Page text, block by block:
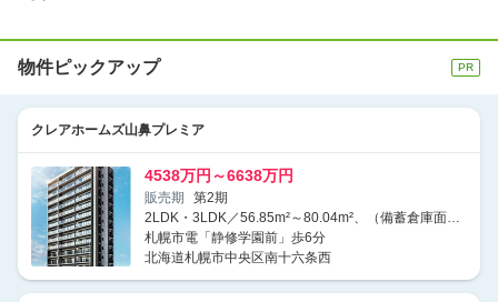
物件ピックアップ
クレアホームズ山鼻プレミア
4538万円～6638万円
販売期
第2期
札幌市電「静修学園前」歩6分
北海道札幌市中央区南十六条西